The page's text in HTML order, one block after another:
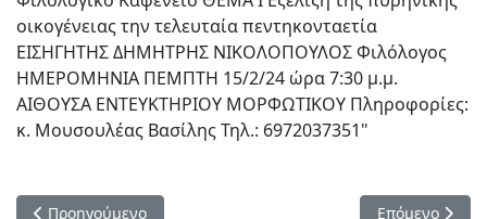
Προηγούμενο άρθρο: ΦΙΛΟΛΟΓΙΚΟ ΚΑΦΕΝΕΙΟ ΤΗΣ ΠΕΜΠΤΗΣ
Προηγούμενο Επόμενο
Επόμενο